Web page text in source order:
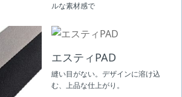
ルな素材感で
エスティPAD
縫い目がない。デザインに溶け込
む、上品な仕上がり。